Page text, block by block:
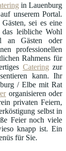
in Lauenburg
unserem Portal.
sei es eine
leibliche Wohl
an Gästen oder
professionellen
Rahmens für
Catering zur
kann. Ihr
/ Elbe mit Rat
organisieren oder
privaten Feiern,
selbst in
Feier noch viele
knapp ist. Ein
für Sie.